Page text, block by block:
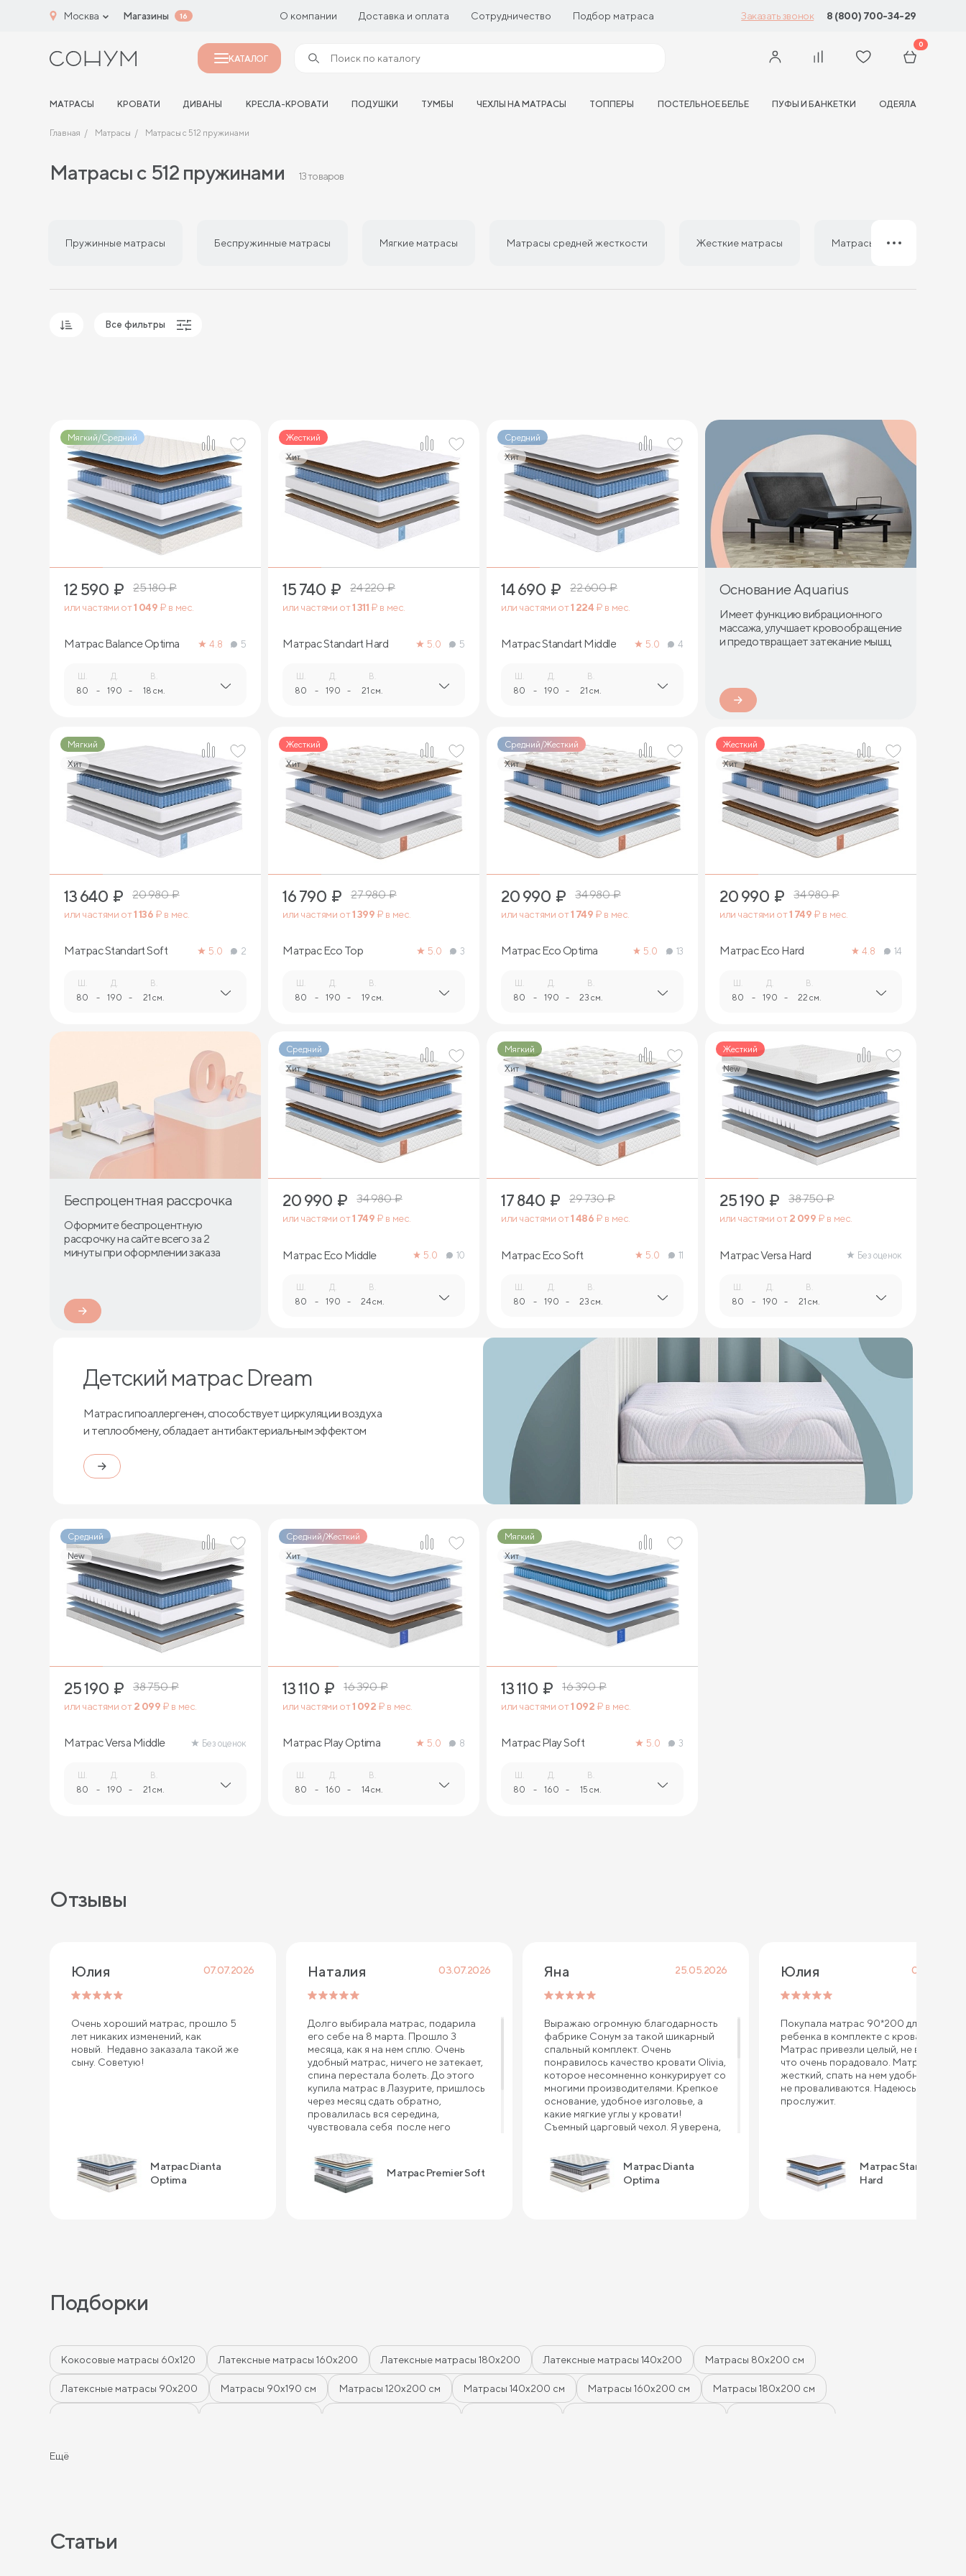
Москва Магазины 16 О компании Доставка и оплата Сотрудничество Подбор матраса Заказать звонок 8 (800) 700-34-29
КАТАЛОГ
0
МАТРАСЫ КРОВАТИ ДИВАНЫ КРЕСЛА-КРОВАТИ ПОДУШКИ ТУМБЫ ЧЕХЛЫ НА МАТРАСЫ ТОППЕРЫ ПОСТЕЛЬНОЕ БЕЛЬЕ ПУФЫ И БАНКЕТКИ ОДЕЯЛА
Главная Матрасы Матрасы с 512 пружинами
Матрасы с 512 пружинами 13 товаров
Пружинные матрасы Беспружинные матрасы Мягкие матрасы Матрасы средней жесткости Жесткие матрасы Матрасы из латекса
Все фильтры
Мягкий/Средний
2
12 590 ₽ 25 180₽
или частями от1 049 ₽ в мес.
Матрас Balance Optima 4.8 5
Ш.
80 -
Д.
190 -
В.
18 см.
Жесткий
Хит
2
15 740 ₽ 24 220₽
или частями от1 311 ₽ в мес.
Матрас Standart Hard 5.0 5
Ш.
80 -
Д.
190 -
В.
21 см.
Средний
Хит
14 690 ₽ 22 600₽
или частями от1 224 ₽ в мес.
Матрас Standart Middle 5.0 4
Ш.
80 -
Д.
190 -
В.
21 см.
Основание Aquarius
Имеет функцию вибрационного
массажа, улучшает кровообращение
и предотвращает затекание мышц
Мягкий
Хит
2
13 640 ₽ 20 980₽
или частями от1 136 ₽ в мес.
Матрас Standart Soft 5.0 2
Ш.
80 -
Д.
190 -
В.
21 см.
Жесткий
Хит
1
16 790 ₽ 27 980₽
или частями от1 399 ₽ в мес.
Матрас Eco Top 5.0 3
Ш.
80 -
Д.
190 -
В.
19 см.
Средний/Жесткий
Хит
1
20 990 ₽ 34 980₽
или частями от1 749 ₽ в мес.
Матрас Eco Optima 5.0 13
Ш.
80 -
Д.
190 -
В.
23 см.
Жесткий
Хит
1
20 990 ₽ 34 980₽
или частями от1 749 ₽ в мес.
Матрас Eco Hard 4.8 14
Ш.
80 -
Д.
190 -
В.
22 см.
Беспроцентная рассрочка
Оформите беспроцентную
рассрочку на сайте всего за 2
минуты при оформлении заказа
Средний
Хит
1
20 990 ₽ 34 980₽
или частями от1 749 ₽ в мес.
Матрас Eco Middle 5.0 10
80 -
Д.
190 -
В.
24 см.
Мягкий
Хит
1
17 840 ₽ 29 730₽
или частями от1 486 ₽ в мес.
Матрас Eco Soft 5.0 11
80 -
Д.
190 -
В.
23 см.
Жесткий
New
3
25 190 ₽ 38 750₽
или частями от2 099 ₽ в мес.
Матрас Versa Hard Без оценок
80 -
Д.
190 -
В.
21 см.
Детский матрас Dream
Матрас гипоаллергенен, способствует циркуляции воздуха
и теплообмену, обладает антибактериальным эффектом
Средний
New
3
25 190 ₽ 38 750₽
или частями от2 099 ₽ в мес.
Матрас Versa Middle Без оценок
Ш.
80 -
Д.
190 -
В.
21 см.
Средний/Жесткий
Хит
13 110 ₽ 16 390₽
или частями от1 092 ₽ в мес.
Матрас Play Optima 5.0 8
Ш.
80 -
Д.
160 -
В.
14 см.
Мягкий
Хит
13 110 ₽ 16 390₽
или частями от1 092 ₽ в мес.
Матрас Play Soft 5.0 3
Ш.
80 -
Д.
160 -
В.
15 см.
Отзывы
Юлия 07.07.2026
Очень хороший матрас, прошло 5
лет никаких изменений, как
новый. Недавно заказала такой же
сыну. Советую!
Матрас Dianta
Optima
Наталия 03.07.2026
Долго выбирала матрас, подарила
его себе на 8 марта. Прошло 3
месяца, как я на нем сплю. Очень
удобный матрас, ничего не затекает,
спина перестала болеть. До этого
купила матрас в Лазурите, пришлось
через месяц сдать обратно,
провалилась вся середина,
чувствовала себя после него
спина, и плечи. Рекомендую матрас
кампании Сонум к покупке, пока не
пожалела ни дня . Спасибо большое
за крепкий сон!!!
Матрас Premier Soft
Яна 25.05.2026
Выражаю огромную благодарность
фабрике Сонум за такой шикарный
спальный комплект. Очень
понравилось качество кровати Olivia,
которое несомненно конкурирует со
многими производителями. Крепкое
основание, удобное изголовье, а
какие мягкие углы у кровати!
Съемный царговый чехол. Я уверена,
с предыдущей кроватью другого
производителя примерно через год
это случилось. А матрас - это
отдельный шедевр! Выдерживает
Матрас Dianta
Optima
Юлия 08.04.2026
Покупала матрас 90*200 для
ребенка в комплекте с кроватью.
Матрас привезли целый, не всткурке,
что очень порадовало. Матрас
жесткий, спать на нем удобно, бока
не проваливаются. Надеюсь долго
прослужит.
Матрас Standart
Hard
Подборки
Кокосовые матрасы 60х120 Латексные матрасы 160х200 Латексные матрасы 180х200 Латексные матрасы 140х200 Матрасы 80х200 см
Латексные матрасы 90х200 Матрасы 90х190 см Матрасы 120х200 см Матрасы 140х200 см Матрасы 160x200 см Матрасы 180х200 см
Тонкие мягкие матрасы
Ещё
Статьи